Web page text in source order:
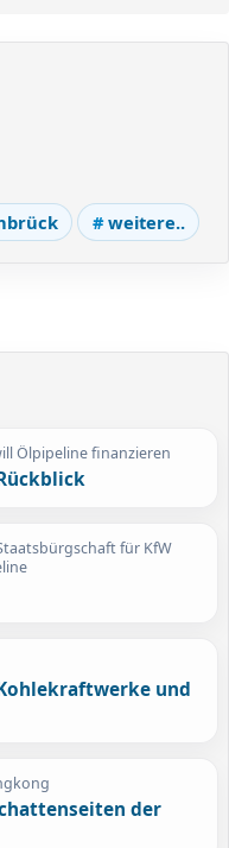
weitere..
Ölpipeline finanzieren
für KfW
und
der